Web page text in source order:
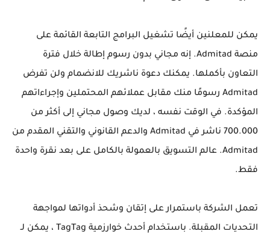
يمكن للمعلنين أيضًا تشغيل البرامج التابعة القائمة على
منصة Admitad. إنه مجاني بدون رسوم إطالة خلال فترة
التعاون بأكملها. يمكنك دعوة ناشريك للانضمام ولن تفرض
Admitad رسومًا منك مقابل عملائهم المحتملين وإجراءاتهم
المؤكدة. في الوقت نفسه ، لديك وصول مجاني إلى أكثر من
700.000 ناشر في Admitad والدعم القانوني والتقني المقدم من
Admitad. عالم التسويق بالعمولة بالكامل على بعد نقرة واحدة
فقط.
تعمل الشركة باستمرار على إتقان وشحذ أدواتها لمواجهة
التحديات المقبلة. باستخدام أحدث خوارزمية TagTag ، يمكن لـ